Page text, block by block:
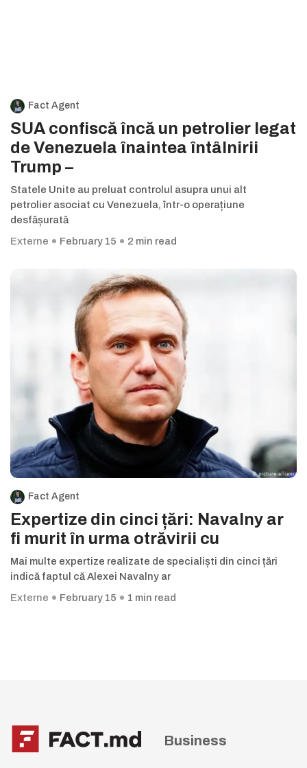
Fact Agent
SUA confiscă încă un petrolier legat
de Venezuela înaintea întâlnirii
Trump –
Statele Unite au preluat controlul asupra unui alt
petrolier asociat cu Venezuela, într-o operațiune
desfășurată
Externe
February 15 2 min read
Fact Agent
Expertize din cinci țări: Navalny ar
fi murit în urma otrăvirii cu
Mai multe expertize realizate de specialiști din cinci țări
indică faptul că Alexei Navalny ar
Externe
February 15 1 min read
Business